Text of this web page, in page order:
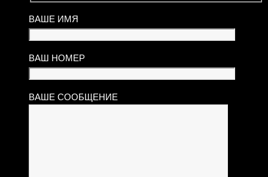
ВАШЕ ИМЯ
ВАШ НОМЕР
ВАШЕ СООБЩЕНИЕ